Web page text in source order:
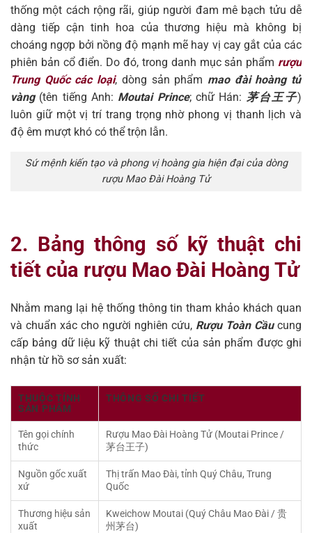
thống một cách rộng rãi, giúp người đam mê bạch tửu dễ
dàng tiếp cận tinh hoa của thương hiệu mà không bị
choáng ngợp bởi nồng độ mạnh mẽ hay vị cay gắt của các
phiên bản cổ điển. Do đó, trong danh mục sản phẩm rượu
Trung Quốc các loại, dòng sản phẩm mao đài hoàng tử
vàng(tên tiếng Anh: Moutai Prince; chữ Hán: 茅台王子)
luôn giữ một vị trí trang trọng nhờ phong vị thanh lịch và
độ êm mượt khó có thể trộn lẫn.
Sứ mệnh kiến tạo và phong vị hoàng gia hiện đại của dòng
rượu Mao Đài Hoàng Tử
2. Bảng thông số kỹ thuật chi
tiết của rượu Mao Đài Hoàng Tử
Nhằm mang lại hệ thống thông tin tham khảo khách quan
và chuẩn xác cho người nghiên cứu, Rượu Toàn Cầucung
cấp bảng dữ liệu kỹ thuật chi tiết của sản phẩm được ghi
nhận từ hồ sơ sản xuất:
THUỘC TÍNH
SẢN PHẨM
THÔNG SỐ CHI TIẾT
Tên gọi chính
thức
Rượu Mao Đài Hoàng Tử (Moutai Prince /
茅台王子)
Nguồn gốc xuất
xứ
Thị trấn Mao Đài, tỉnh Quý Châu, Trung
Quốc
Thương hiệu sản
xuất
Kweichow Moutai (Quý Châu Mao Đài / 贵
州茅台)